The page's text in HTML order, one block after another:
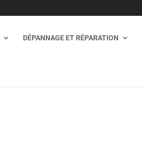
DÉPANNAGE ET RÉPARATION